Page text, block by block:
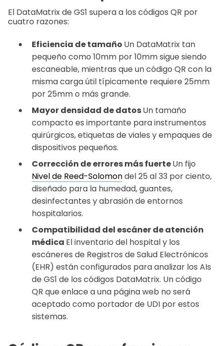
El DataMatrix de GS1 supera a los códigos QR por
cuatro razones:
Eficiencia de tamaño Un DataMatrix tan
pequeño como 10mm por 10mm sigue siendo
escaneable, mientras que un código QR con la
misma carga útil típicamente requiere 25mm
por 25mm o más grande.
Mayor densidad de datosUn tamaño
compacto es importante para instrumentos
quirúrgicos, etiquetas de viales y empaques de
dispositivos pequeños.
Corrección de errores más fuerteUn fijo
Nivel de Reed-Solomondel 25 al 33 por ciento,
diseñado para la humedad, guantes,
desinfectantes y abrasión de entornos
hospitalarios.
Compatibilidad del escáner de atención
médica El inventario del hospital y los
escáneres de Registros de Salud Electrónicos
(EHR) están configurados para analizar los AIs
de GS1 de los códigos DataMatrix. Un código
QR que enlace a una página web no será
aceptado como portador de UDI por estos
sistemas.